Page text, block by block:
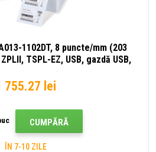
1102DT, 8 puncte/mm (203
TSPL-EZ, USB, gazdă USB,
755.27 lei
CUMPĂRĂ
ÎN 7-10 ZILE